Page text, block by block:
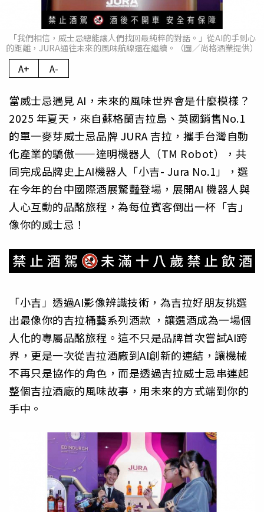
「我們相信，威士忌總能讓人們找回最純粹的對話。」從AI的手到心
的距離，JURA通往未來的風味航線還在繼續。（圖／尚格酒業提供）
A+ A-
當威士忌遇見 AI，未來的風味世界會是什麼模樣？
2025 年夏天，來自蘇格蘭吉拉島、英國銷售No.1
的單一麥芽威士忌品牌 JURA 吉拉，攜手台灣自動
化產業的驕傲——達明機器人（TM Robot），共
同完成品牌史上AI機器人「小吉- Jura No.1」，選
在今年的台中國際酒展驚豔登場，展開AI 機器人與
人心互動的品酩旅程，為每位賓客倒出一杯「吉」
像你的威士忌！
「小吉」透過AI影像辨識技術，為吉拉好朋友挑選
出最像你的吉拉桶藝系列酒款 ，讓選酒成為一場個
人化的專屬品酩旅程。這不只是品牌首次嘗試AI跨
界，更是一次從吉拉酒廠到AI創新的連結，讓機械
不再只是協作的角色，而是透過吉拉威士忌串連起
整個吉拉酒廠的風味故事，用未來的方式端到你的
手中。